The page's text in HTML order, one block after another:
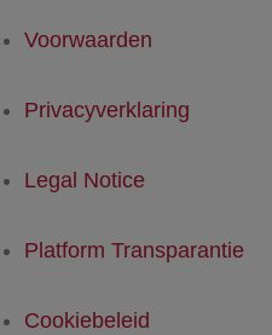
Voorwaarden
Privacyverklaring
Legal Notice
Platform Transparantie
Cookiebeleid